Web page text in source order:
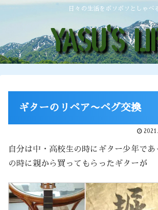
日々の生活をボソボソとしゃべ
ギターのリペア〜ペグ交換
自分は中・高校生の時にギター少年で
の時に親から買ってもらったギターが